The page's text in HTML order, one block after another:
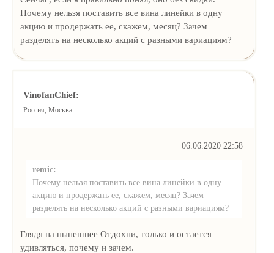
Почему нельзя поставить все вина линейки в одну
акцию и продержать ее, скажем, месяц? Зачем
разделять на несколько акций с разными вариациям?
VinofanChief:
Россия, Москва
06.06.2020 22:58
remic:
Почему нельзя поставить все вина линейки в одну
акцию и продержать ее, скажем, месяц? Зачем
разделять на несколько акций с разными вариациям?
Глядя на нынешнее Отдохни, только и остается
удивляться, почему и зачем.